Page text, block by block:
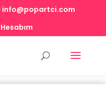
info@popartci.com
Hesabım